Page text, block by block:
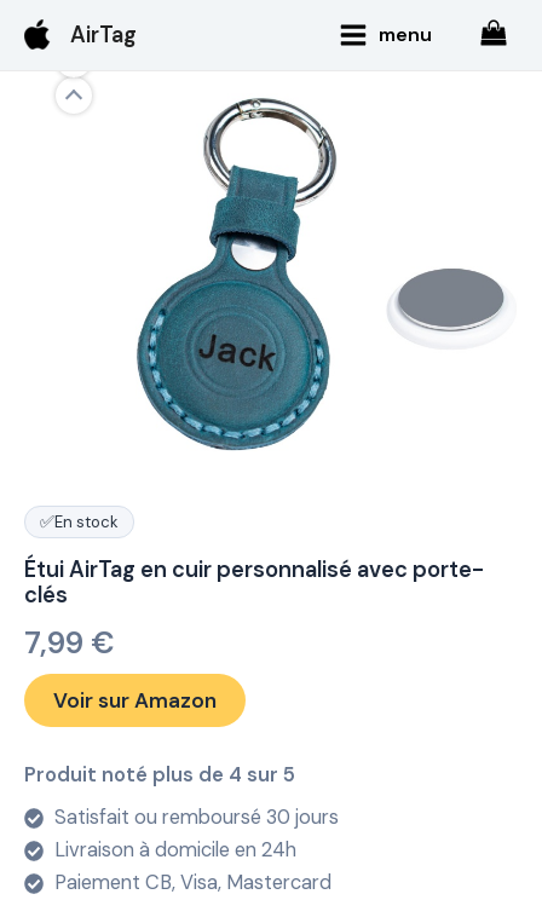
contenu
AirTag
Mainmenu
✅En stock
Étui AirTag en cuir personnalisé avec porte-
clés
7,99 €
Voir sur Amazon
Produit noté plus de 4 sur 5
Satisfait ou remboursé 30 jours
Livraison à domicile en 24h
Paiement CB, Visa, Mastercard